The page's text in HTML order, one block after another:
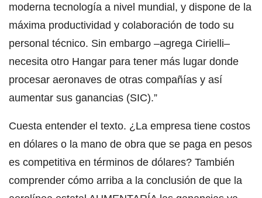
moderna tecnología a nivel mundial, y dispone de la
máxima productividad y colaboración de todo su
personal técnico. Sin embargo –agrega Cirielli–
necesita otro Hangar para tener más lugar donde
procesar aeronaves de otras compañías y así
aumentar sus ganancias (SIC).”
Cuesta entender el texto. ¿La empresa tiene costos
en dólares o la mano de obra que se paga en pesos
es competitiva en términos de dólares? También
comprender cómo arriba a la conclusión de que la